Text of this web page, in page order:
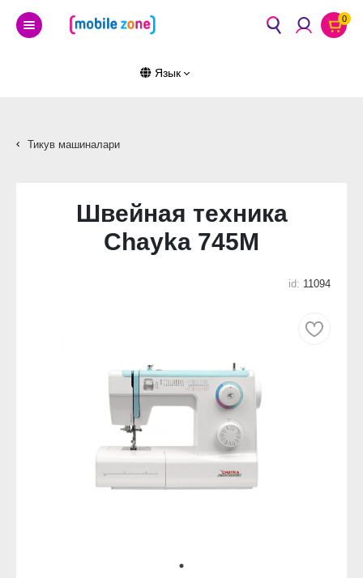
0
Язык
Тикув машиналари
Швейная техника
Chayka 745М
id: 11094